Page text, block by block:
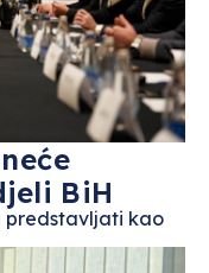
BiH
predstavljati kao